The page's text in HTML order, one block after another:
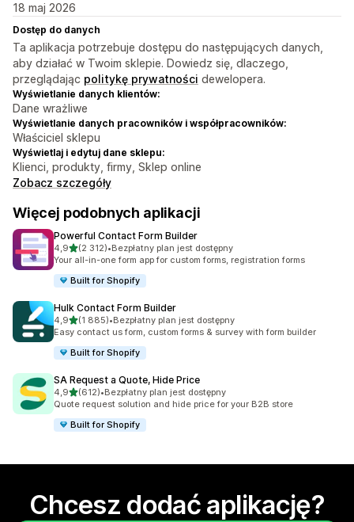
18 maj 2026
Dostęp do danych
Ta aplikacja potrzebuje dostępu do następujących danych,
aby działać w Twoim sklepie. Dowiedz się, dlaczego,
przeglądając politykę prywatności dewelopera.
Wyświetlanie danych klientów:
Dane wrażliwe
Wyświetlanie danych pracowników i współpracowników:
Właściciel sklepu
Wyświetlaj i edytuj dane sklepu:
Klienci, produkty, firmy, Sklep online
Zobacz szczegóły
Więcej podobnych aplikacji
Powerful Contact Form Builder
4,9na 5 gwiazdek
(2 312)
Łączna liczba recenzji: 2312
•Bezpłatny plan jest dostępny
Your all-in-one form app for custom forms, registration forms
Built for Shopify
Hulk Contact Form Builder
4,9na 5 gwiazdek
(1 885)
Łączna liczba recenzji: 1885
•Bezpłatny plan jest dostępny
Easy contact us form, custom forms & survey with form builder
Built for Shopify
SA Request a Quote, Hide Price
4,9na 5 gwiazdek
(612)
Łączna liczba recenzji: 612
•Bezpłatny plan jest dostępny
Quote request solution and hide price for your B2B store
Built for Shopify
Chcesz dodać aplikację?